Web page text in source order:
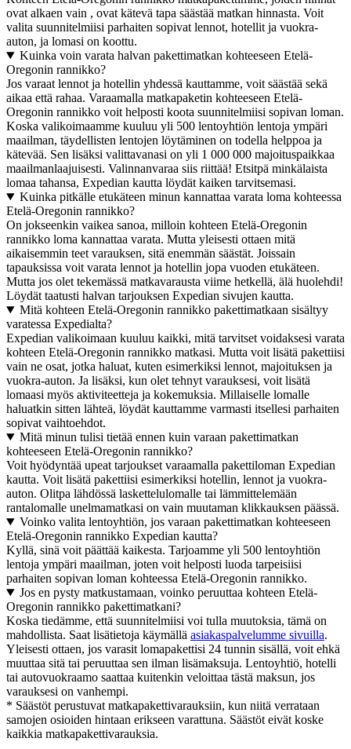
ovat alkaen vain , ovat kätevä tapa säästää matkan hinnasta. Voit
valita suunnitelmiisi parhaiten sopivat lennot, hotellit ja vuokra-
auton, ja lomasi on koottu.
Kuinka voin varata halvan pakettimatkan kohteeseen Etelä-
Oregonin rannikko?
Jos varaat lennot ja hotellin yhdessä kauttamme, voit säästää sekä
aikaa että rahaa. Varaamalla matkapaketin kohteeseen Etelä-
Oregonin rannikko voit helposti koota suunnitelmiisi sopivan loman.
Koska valikoimaamme kuuluu yli 500 lentoyhtiön lentoja ympäri
maailman, täydellisten lentojen löytäminen on todella helppoa ja
kätevää. Sen lisäksi valittavanasi on yli 1 000 000 majoituspaikkaa
maailmanlaajuisesti. Valinnanvaraa siis riittää! Etsitpä minkälaista
lomaa tahansa, Expedian kautta löydät kaiken tarvitsemasi.
Kuinka pitkälle etukäteen minun kannattaa varata loma kohteessa
Etelä-Oregonin rannikko?
On jokseenkin vaikea sanoa, milloin kohteen Etelä-Oregonin
rannikko loma kannattaa varata. Mutta yleisesti ottaen mitä
aikaisemmin teet varauksen, sitä enemmän säästät. Joissain
tapauksissa voit varata lennot ja hotellin jopa vuoden etukäteen.
Mutta jos olet tekemässä matkavarausta viime hetkellä, älä huolehdi!
Löydät taatusti halvan tarjouksen Expedian sivujen kautta.
Mitä kohteen Etelä-Oregonin rannikko pakettimatkaan sisältyy
varatessa Expedialta?
Expedian valikoimaan kuuluu kaikki, mitä tarvitset voidaksesi varata
kohteen Etelä-Oregonin rannikko matkasi. Mutta voit lisätä pakettiisi
vain ne osat, jotka haluat, kuten esimerkiksi lennot, majoituksen ja
vuokra-auton. Ja lisäksi, kun olet tehnyt varauksesi, voit lisätä
lomaasi myös aktiviteetteja ja kokemuksia. Millaiselle lomalle
haluatkin sitten lähteä, löydät kauttamme varmasti itsellesi parhaiten
sopivat vaihtoehdot.
Mitä minun tulisi tietää ennen kuin varaan pakettimatkan
kohteeseen Etelä-Oregonin rannikko?
Voit hyödyntää upeat tarjoukset varaamalla pakettiloman Expedian
kautta. Voit lisätä pakettiisi esimerkiksi hotellin, lennot ja vuokra-
auton. Olitpa lähdössä laskettelulomalle tai lämmittelemään
rantalomalle unelmamatkasi on vain muutaman klikkauksen päässä.
Voinko valita lentoyhtiön, jos varaan pakettimatkan kohteeseen
Etelä-Oregonin rannikko Expedian kautta?
Kyllä, sinä voit päättää kaikesta. Tarjoamme yli 500 lentoyhtiön
lentoja ympäri maailman, joten voit helposti luoda tarpeisiisi
parhaiten sopivan loman kohteessa Etelä-Oregonin rannikko.
Jos en pysty matkustamaan, voinko peruuttaa kohteen Etelä-
Oregonin rannikko pakettimatkani?
Koska tiedämme, että suunnitelmiisi voi tulla muutoksia, tämä on
mahdollista. Saat lisätietoja käymällä asiakaspalvelumme sivuilla.
Yleisesti ottaen, jos varasit lomapakettisi 24 tunnin sisällä, voit ehkä
muuttaa sitä tai peruuttaa sen ilman lisämaksuja. Lentoyhtiö, hotelli
tai autovuokraamo saattaa kuitenkin veloittaa tästä maksun, jos
varauksesi on vanhempi.
* Säästöt perustuvat matkapakettivarauksiin, kun niitä verrataan
samojen osioiden hintaan erikseen varattuna. Säästöt eivät koske
kaikkia matkapakettivarauksia.